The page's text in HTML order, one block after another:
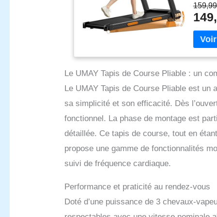
et
triple
de
d’un
Ce
offre
【
12 cm
de
【
Le UMAY Tapis de Course Pliable : un
Le UMAY Tapis de Course Pliable est un
sa simplicité et son efficacité. Dès
fonctionnel. La phase de montage est
détaillée. Ce tapis de course, tout en
propose une gamme de fonctionnalités
suivi de fréquence cardiaque.
Performance et praticité au rendez-vous
Doté d’une puissance de 3 chevaux-